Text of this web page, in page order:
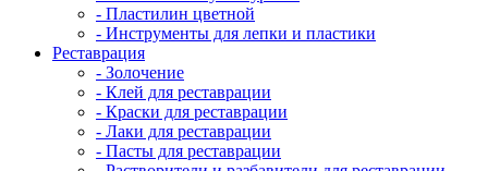
- Пластилин цветной
- Инструменты для лепки и пластики
Реставрация
- Золочение
- Клей для реставрации
- Краски для реставрации
- Лаки для реставрации
- Пасты для реставрации